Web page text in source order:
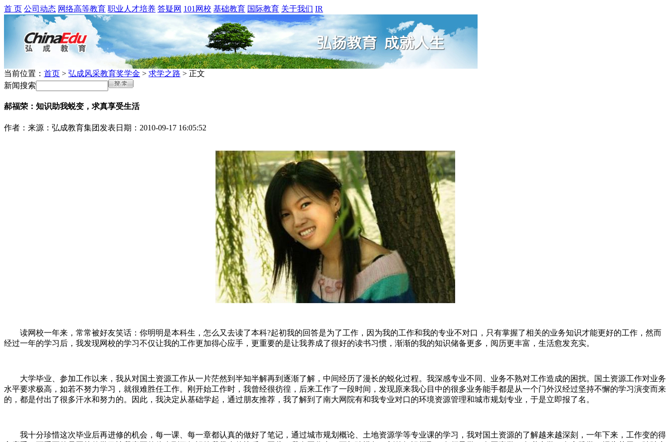
首 页 公司动态 网络高等教育 职业人才培养 答疑网 101网校 基础教育 国际教育 关于我们 IR
当前位置： 首页 > 弘成风采教育奖学金 > 求学之路 > 正文
新闻搜索
郝福荣：知识助我蜕变，求真享受生活
作者： 来源：弘成教育集团 发表日期：2010-09-17 16:05:52
读网校一年来，常常被好友笑话：你明明是本科生，怎么又去读了本科?起初我的回答是为了工作，因为我的工作和我的专业不对口，只有掌握了相关的业务知识才能更好的工作，然而
经过一年的学习后，我发现网校的学习不仅让我的工作更加得心应手，更重要的是让我养成了很好的读书习惯，渐渐的我的知识储备更多，阅历更丰富，生活愈发充实。
大学毕业、参加工作以来，我从对国土资源工作从一片茫然到半知半解再到逐渐了解，中间经历了漫长的蜕化过程。我深感专业不同、业务不熟对工作造成的困扰。国土资源工作对业务
水平要求极高，如若不努力学习，就很难胜任工作。刚开始工作时，我曾经很彷徨，后来工作了一段时间，发现原来我心目中的很多业务能手都是从一个门外汉经过坚持不懈的学习演变而来
的，都是付出了很多汗水和努力的。因此，我决定从基础学起，通过朋友推荐，我了解到了南大网院有和我专业对口的环境资源管理和城市规划专业，于是立即报了名。
我十分珍惜这次毕业后再进修的机会，每一课、每一章都认真的做好了笔记，通过城市规划概论、土地资源学等专业课的学习，我对国土资源的了解越来越深刻，一年下来，工作变的得